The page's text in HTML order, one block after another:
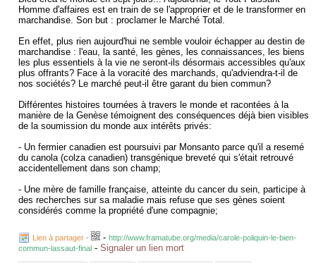
Homme d'affaires est en train de se l'approprier et de le transformer en
marchandise. Son but : proclamer le Marché Total.
En effet, plus rien aujourd'hui ne semble vouloir échapper au destin de
marchandise : l'eau, la santé, les gènes, les connaissances, les biens
les plus essentiels à la vie ne seront-ils désormais accessibles qu'aux
plus offrants? Face à la voracité des marchands, qu'adviendra-t-il de
nos sociétés? Le marché peut-il être garant du bien commun?
Différentes histoires tournées à travers le monde et racontées à la
manière de la Genèse témoignent des conséquences déjà bien visibles
de la soumission du monde aux intérêts privés:
- Un fermier canadien est poursuivi par Monsanto parce qu'il a resemé
du canola (colza canadien) transgénique breveté qui s'était retrouvé
accidentellement dans son champ;
- Une mère de famille française, atteinte du cancer du sein, participe à
des recherches sur sa maladie mais refuse que ses gènes soient
considérés comme la propriété d'une compagnie;
- Un Indien du delta du Colorado, au Mexique, subit les conséquences
du détournement du fleuve par les firmes d'agro-business américaines
qui se sont approprié l'eau.
Lien à partager - - http://www.framatube.org/media/carole-poliquin-le-bien-
commun-lassaut-final - Signaler un lien mort